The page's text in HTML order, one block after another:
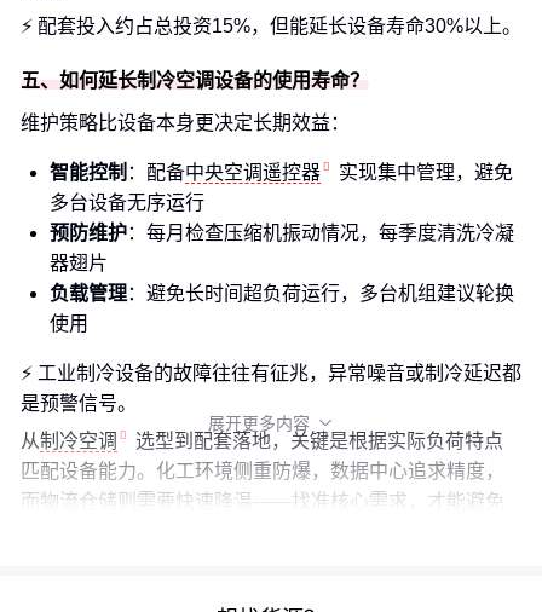
⚡ 配套投入约占总投资15%，但能延长设备寿命30%以上。
五、如何延长制冷空调设备的使用寿命？
维护策略比设备本身更决定长期效益：
智能控制 ：配备中央空调遥控器
实现集中管理，避免
多台设备无序运行
预防维护：每月检查压缩机振动情况，每季度清洗冷凝
器翅片
负载管理：避免长时间超负荷运行，多台机组建议轮换
使用
⚡ 工业制冷设备的故障往往有征兆，异常噪音或制冷延迟都
是预警信号。
从制冷空调
选型到配套落地，关键是根据实际负荷特点
匹配设备能力。化工环境侧重防爆，数据中心追求精度，
而物流仓储则需要快速降温——找准核心需求，才能避免
展开更多内容 